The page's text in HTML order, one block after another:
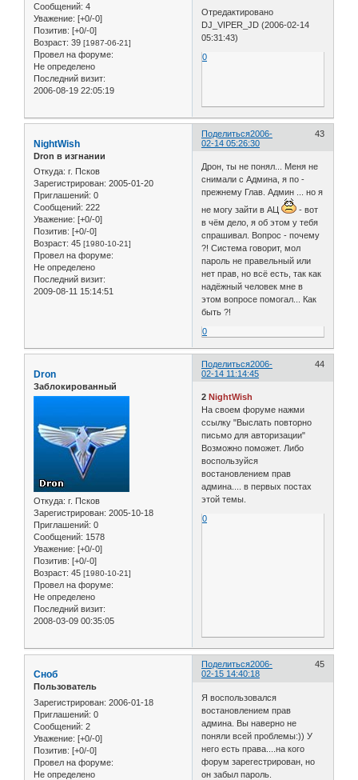
Сообщений: 4
Уважение: [+0/-0]
Позитив: [+0/-0]
Возраст: 39 [1987-06-21]
Провел на форуме:
Не определено
Последний визит:
2006-08-19 22:05:19
Отредактировано
DJ_VIPER_JD (2006-02-14
05:31:43)
0
Поделиться 43
2006-
02-14 05:26:30
NightWish
Dron в изгнании
Откуда: г. Псков
Зарегистрирован: 2005-01-20
Приглашений: 0
Сообщений: 222
Уважение: [+0/-0]
Позитив: [+0/-0]
Возраст: 45 [1980-10-21]
Провел на форуме:
Не определено
Последний визит:
2009-08-11 15:14:51
Дрон, ты не понял... Меня не
снимали с Админа, я по -
прежнему Глав. Админ ... но я
не могу зайти в АЦ
- вот
в чём дело, я об этом у тебя
спрашивал. Вопрос - почему
?! Система говорит, мол
пароль не правельный или
нет прав, но всё есть, так как
надёжный человек мне в
этом вопросе помогал... Как
быть ?!
0
Поделиться 44
2006-
02-14 11:14:45
Dron
Заблокированный
Откуда: г. Псков
Зарегистрирован: 2005-10-18
Приглашений: 0
Сообщений: 1578
Уважение: [+0/-0]
Позитив: [+0/-0]
Возраст: 45 [1980-10-21]
Провел на форуме:
Не определено
Последний визит:
2008-03-09 00:35:05
2 NightWish
На своем форуме нажми
ссылку "Выслать повторно
письмо для авторизации"
Возможно поможет. Либо
воспользуйся
востановлением прав
админа.... в первых постах
этой темы.
0
Поделиться 45
2006-
02-15 14:40:18
Сноб
Пользователь
Зарегистрирован: 2006-01-18
Приглашений: 0
Сообщений: 2
Уважение: [+0/-0]
Позитив: [+0/-0]
Провел на форуме:
Не определено
Я воспользовался
востановлением прав
админа. Вы наверно не
поняли всей проблемы:)) У
него есть права....на кого
форум зарегестрирован, но
он забыл пароль.